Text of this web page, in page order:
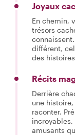
Joyaux
En chemin,
trésors
différent,
des
Récits
Derrière
une
raconter.
amusants